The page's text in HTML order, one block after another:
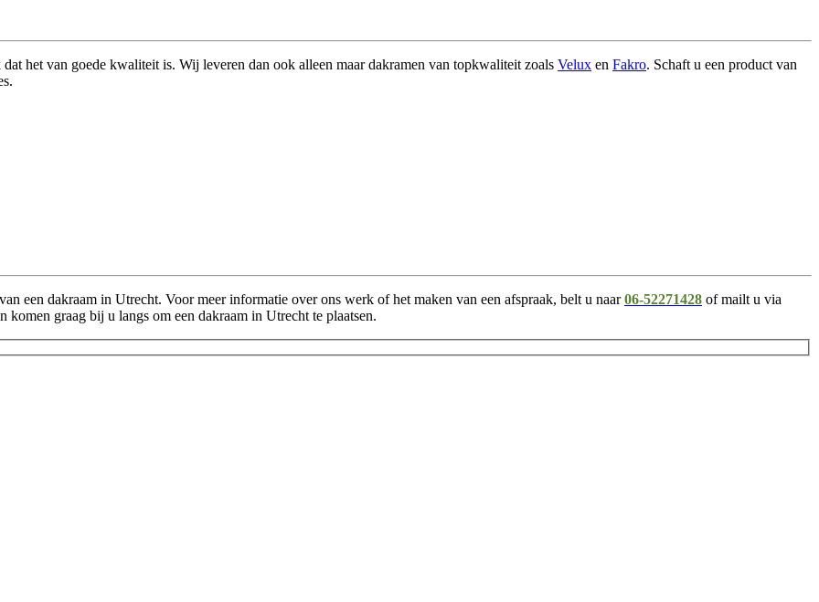
het van goede kwaliteit is. Wij leveren dan ook alleen maar dakramen van topkwaliteit zoals Velux en Fakro. Schaft u een product van
een dakraam in Utrecht. Voor meer informatie over ons werk of het maken van een afspraak, belt u naar06-52271428 of mailt u via
graag bij u langs om een dakraam in Utrecht te plaatsen.